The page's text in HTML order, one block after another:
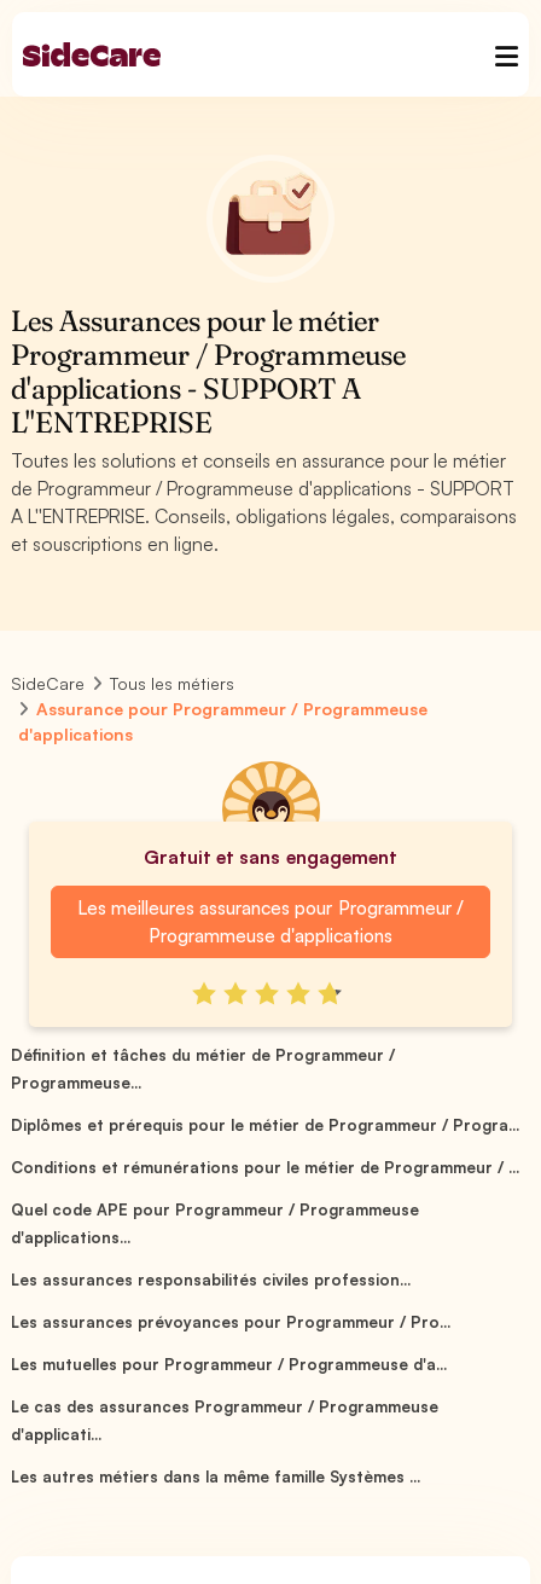
Les Assurances pour le métier
Programmeur / Programmeuse
d'applications - SUPPORT A
L''ENTREPRISE
Toutes les solutions et conseils en assurance pour le métier
de Programmeur / Programmeuse d'applications - SUPPORT
A L''ENTREPRISE. Conseils, obligations légales, comparaisons
et souscriptions en ligne.
SideCare
Tous les métiers
Assurance pour Programmeur / Programmeuse
d'applications
Gratuit et sans engagement
Les meilleures assurances pour Programmeur /
Programmeuse d'applications
Définition et tâches du métier de Programmeur /
Programmeuse...
Diplômes et prérequis pour le métier de Programmeur / Progra...
Conditions et rémunérations pour le métier de Programmeur / ...
Quel code APE pour Programmeur / Programmeuse
d'applications...
Les assurances responsabilités civiles profession...
Les assurances prévoyances pour Programmeur / Pro...
Les mutuelles pour Programmeur / Programmeuse d'a...
Le cas des assurances Programmeur / Programmeuse
d'applicati...
Les autres métiers dans la même famille Systèmes ...